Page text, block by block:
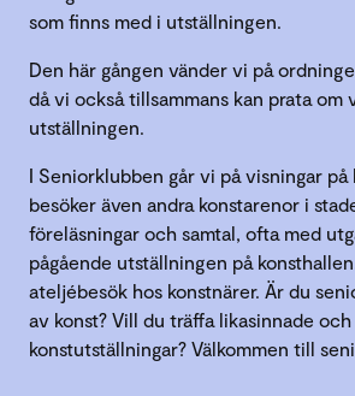
som finns med i utställningen.
Den här gången vänder vi på
då vi också tillsammans kan prata om
utställningen.
I Seniorklubben går vi på visningar
besöker även andra konstarenor i
föreläsningar och samtal, ofta med
pågående utställningen på
ateljébesök hos konstnärer. Är du
av konst? Vill du träffa likasinnade
konstutställningar? Välkommen till